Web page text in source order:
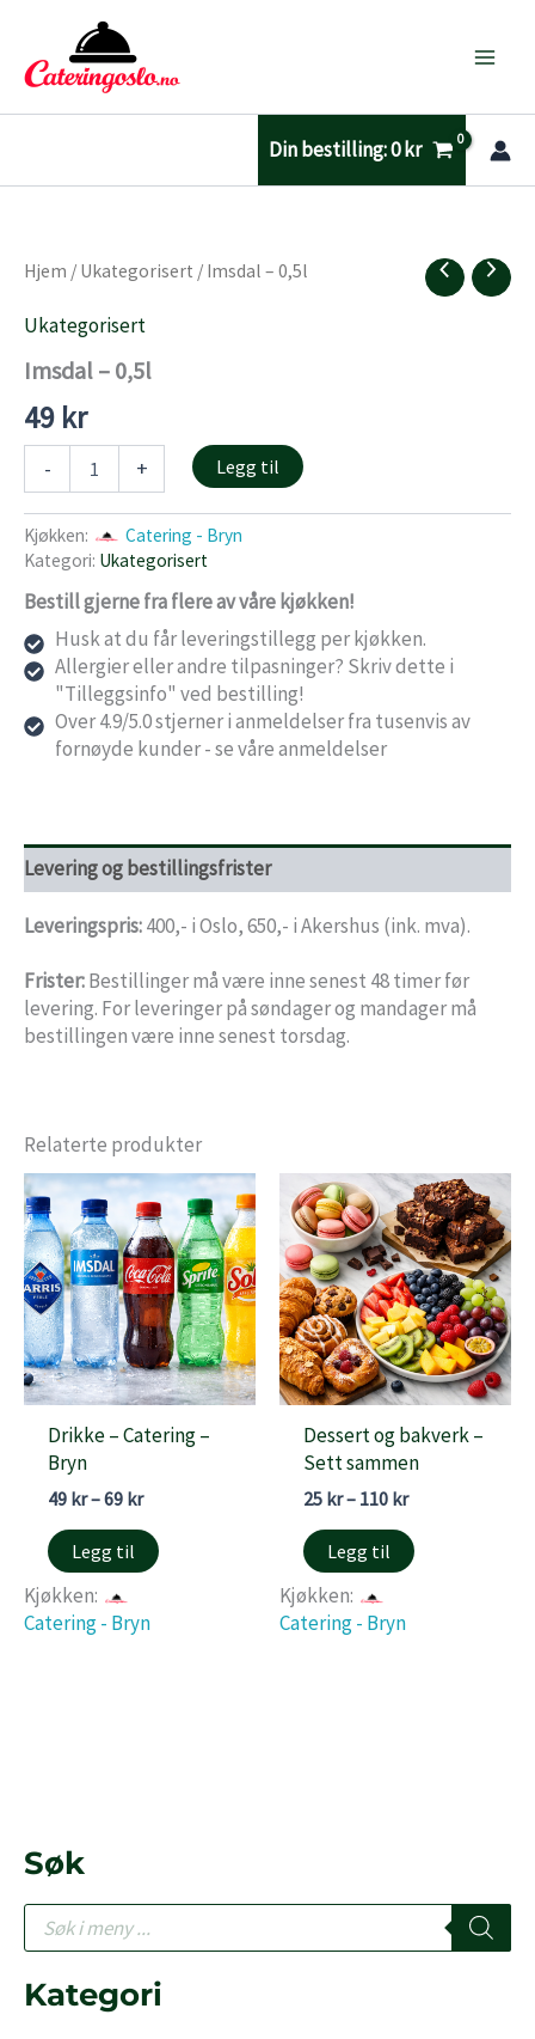
innholdet
Din bestilling:0kr
Søk
P
d
uKategori
Hjem / Ukategorisert / Imsdal – 0,5l
Ukategorisert
Imsdal – 0,5l
49 kr
-
antall
+ Legg til
Kjøkken:
Catering - Bryn
Kategori: Ukategorisert
Bestill gjerne fra flere av våre kjøkken!
Husk at du får leveringstillegg per kjøkken.
Allergier eller andre tilpasninger? Skriv dette i
"Tilleggsinfo" ved bestilling!
Over 4.9/5.0 stjerner i anmeldelser fra tusenvis av
fornøyde kunder - se våre anmeldelser
Levering og bestillingsfrister
Leveringspris:400,- i Oslo, 650,- i Akershus (ink. mva).
Frister:Bestillinger må være inne senest 48 timer før
levering. For leveringer på søndager og mandager må
bestillingen være inne senest torsdag.
Relaterte produkter
Drikke – Catering –
Bryn
49 kr–69 krPrisområde:
til
69 kr
Legg til
Kjøkken:
Catering - Bryn
Dessert og bakverk –
Sett sammen
25 kr– 110 krPrisområde:
til
110 kr
Legg til
Kjøkken:
Catering - Bryn